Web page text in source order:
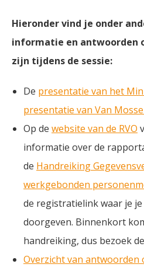
Hieronder vind je onder
informatie en antwoorden
zijn tijdens de sessie:
De presentatie van het
presentatie van Van
Op de website van de RVO
informatie over de
de Handreiking
werkgebonden
de registratielink waar je
doorgeven. Binnenkort
handreiking, dus bezoek
Overzicht van antwoorden